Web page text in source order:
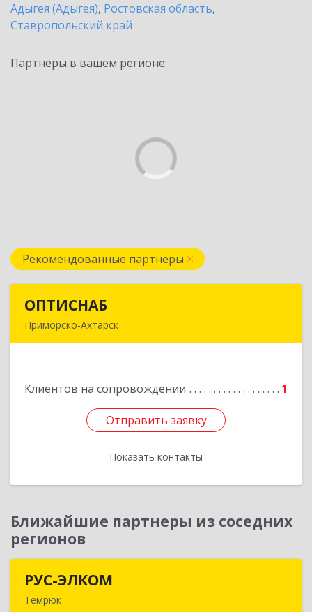
Адыгея (Адыгея), Ростовская область,
Ставропольский край
Партнеры в вашем регионе:
Рекомендованные партнеры
ОПТИСНАБ
Приморско-Ахтарск
Клиентов на сопровождении 1
Отправить заявку
Показать контакты
Ближайшие партнеры из соседних
регионов
РУС-ЭЛКОМ
Темрюк